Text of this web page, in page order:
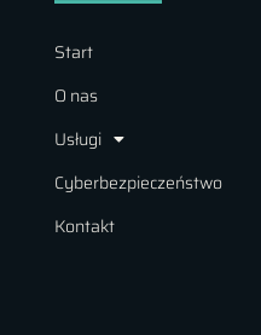
Start
O nas
Usługi
Cyberbezpieczeństwo
Kontakt